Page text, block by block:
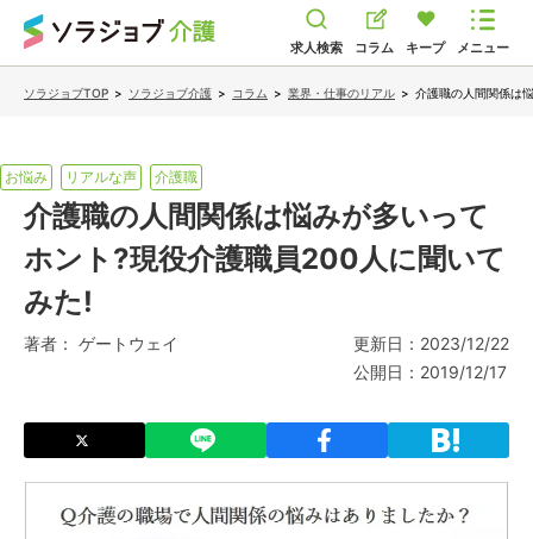
求人検索 コラム キープ メニュー
ソラジョブTOP > ソラジョブ介護 > コラム > 業界・仕事のリアル > 介護職の人間関係は
お悩み リアルな声 介護職
介護職の人間関係は悩みが多いって
ホント?現役介護職員200人に聞いて
みた!
著者： ゲートウェイ 更新日： 2023/12/22
公開日： 2019/12/17